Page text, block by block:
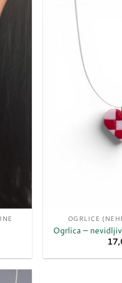
OGRLICE
Ogrlica –